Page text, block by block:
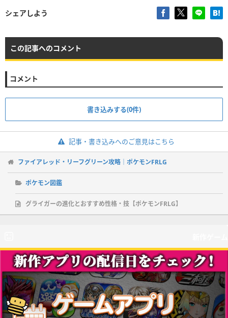
シェアしよう
この記事へのコメント
コメント
書き込みする(0件)
記事・書き込みへのご意見はこちら
ファイアレッド・リーフグリーン攻略｜ポケモンFRLG
ポケモン図鑑
グライガーの進化とおすすめ性格・技【ポケモンFRLG】